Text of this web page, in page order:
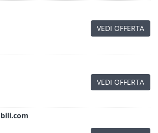
VEDI OFFERTA
VEDI OFFERTA